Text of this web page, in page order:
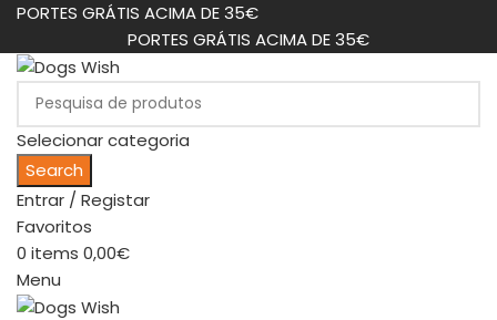
PORTES GRÁTIS ACIMA DE 35€
PORTES GRÁTIS ACIMA DE 35€
Selecionar categoria
Search
Entrar / Registar
Favoritos
0 items 0,00€
Menu